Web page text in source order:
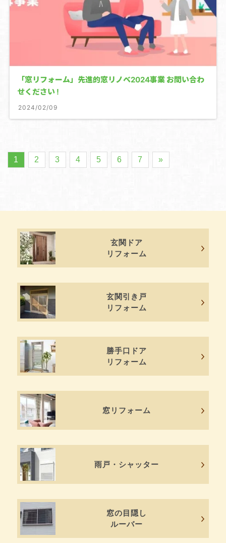
「窓リフォーム」先進的窓リノベ2024事業 お問い合わ
せください !
2024/02/09
1 2 3 4 5 6 7 »
玄関ドア
リフォーム
玄関引き戸
リフォーム
勝手口ドア
リフォーム
窓リフォーム
雨戸・シャッター
窓の目隠し
ルーバー